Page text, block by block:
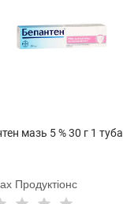
мазь 5 % 30 г 1 туба
Продуктіонс